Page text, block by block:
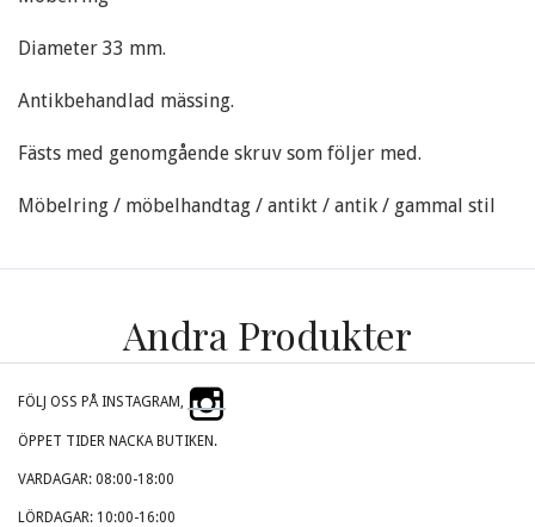
Diameter 33 mm.
Antikbehandlad mässing.
Fästs med genomgående skruv som följer med.
Möbelring / möbelhandtag / antikt / antik / gammal stil
Andra Produkter
FÖLJ OSS PÅ INSTAGRAM,
ÖPPET TIDER NACKA BUTIKEN.
VARDAGAR: 08:00-18:00
LÖRDAGAR: 10:00-16:00